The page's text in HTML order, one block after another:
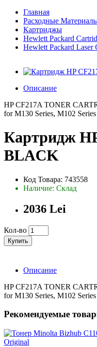
Главная
Расходные
Картриджы
Hewlett Packard
Hewlett Packard Laser
Описание
HP CF217A TONER
for M130 Series, M102 Series
Картридж
BLACK
Код Товара: 743558
Наличие: Склад
2036 Lei
Кол-во
Купить
Описание
HP CF217A TONER
for M130 Series, M102 Series
Рекомендуемые